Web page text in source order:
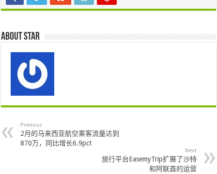
About star
Previous
2月的马来西亚航空乘客流量达到
870万，同比增长6.9pct
Next
旅行平台EasemyTrip扩展了沙特
和阿联酋的运营